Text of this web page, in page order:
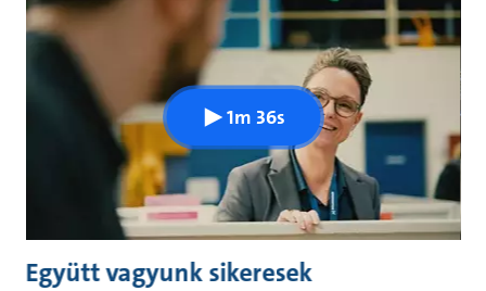
Együtt vagyunk sikeresek
1m 36s